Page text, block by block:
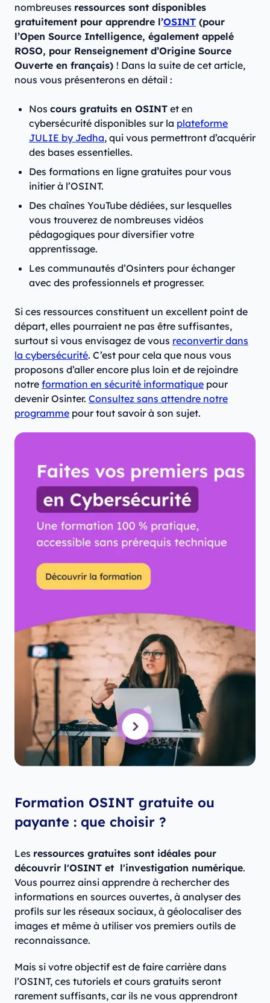
nombreuses ressources sont disponibles
gratuitement pour apprendre l’OSINT (pour
l’Open Source Intelligence, également appelé
ROSO, pour Renseignement d’Origine Source
Ouverte en français) ! Dans la suite de cet article,
nous vous présenterons en détail :
Nos cours gratuits en OSINT et en
cybersécurité disponibles sur la plateforme
JULIE by Jedha, qui vous permettront d’acquérir
des bases essentielles.
Des formations en ligne gratuites pour vous
initier à l’OSINT.
Des chaînes YouTube dédiées, sur lesquelles
vous trouverez de nombreuses vidéos
pédagogiques pour diversifier votre
apprentissage.
Les communautés d’Osinters pour échanger
avec des professionnels et progresser.
Si ces ressources constituent un excellent point de
départ, elles pourraient ne pas être suffisantes,
surtout si vous envisagez de vous reconvertir dans
la cybersécurité. C’est pour cela que nous vous
proposons d’aller encore plus loin et de rejoindre
notre formation en sécurité informatique pour
devenir Osinter. Consultez sans attendre notre
programme pour tout savoir à son sujet.
Formation OSINT gratuite ou
payante : que choisir ?
Les ressources gratuites sont idéales pour
découvrir l'OSINT et l'investigation numérique.
Vous pourrez ainsi apprendre à rechercher des
informations en sources ouvertes, à analyser des
profils sur les réseaux sociaux, à géolocaliser des
images et même à utiliser vos premiers outils de
reconnaissance.
Mais si votre objectif est de faire carrière dans
l’OSINT, ces tutoriels et cours gratuits seront
rarement suffisants, car ils ne vous apprendront